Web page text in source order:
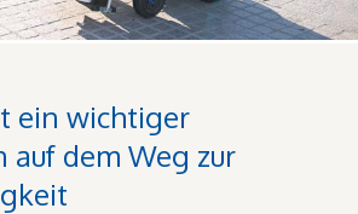
ein wichtiger
auf dem Weg zur